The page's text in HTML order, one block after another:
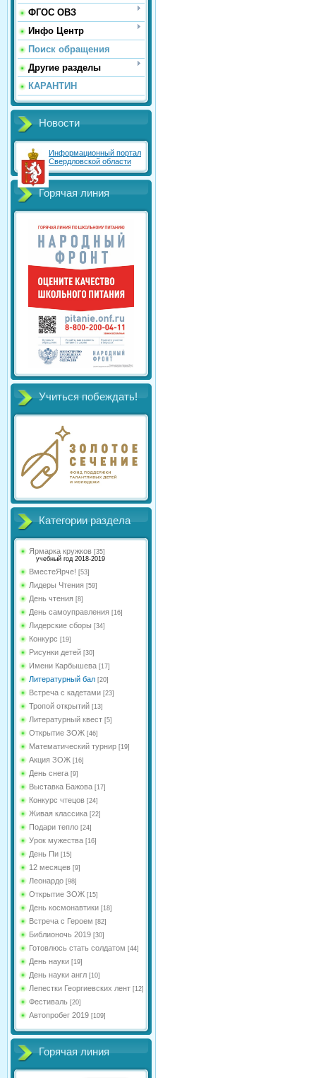
ФГОС ОВЗ
Инфо Центр
Поиск обращения
Другие разделы
КАРАНТИН
Новости
Информационный портал
Свердловской области
Горячая линия
Учиться побеждать!
Категории раздела
Ярмарка кружков [35]
учебный год 2018-2019
ВместеЯрче! [53]
Лидеры Чтения [59]
День чтения [8]
День самоуправления [16]
Лидерские сборы [34]
Конкурс [19]
Рисунки детей [30]
Имени Карбышева [17]
Литературный бал [20]
Встреча с кадетами [23]
Тропой открытий [13]
Литературный квест [5]
Открытие ЗОЖ [46]
Математический турнир [19]
Акция ЗОЖ [16]
День снега [9]
Выставка Бажова [17]
Конкурс чтецов [24]
Живая классика [22]
Подари тепло [24]
Урок мужества [16]
День Пи [15]
12 месяцев [9]
Леонардо [98]
Открытие ЗОЖ [15]
День космонавтики [18]
Встреча с Героем [82]
Библионочь 2019 [30]
Готовлюсь стать солдатом [44]
День науки [19]
День науки англ [10]
Лепестки Георгиевских лент [12]
Фестиваль [20]
Автопробег 2019 [109]
Горячая линия